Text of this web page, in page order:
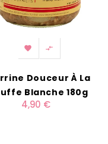
 
Douceur À La
Blanche 180g
4,90 €